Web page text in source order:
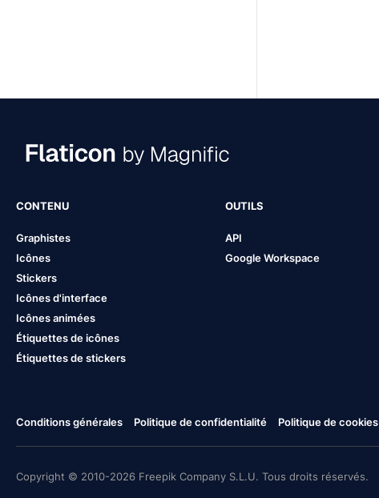
CONTENU
Graphistes
Icônes
Stickers
Icônes d'interface
Icônes animées
Étiquettes de icônes
Étiquettes de stickers
OUTILS
API
Google Workspace
Conditions générales Politique de confidentialité Politique de cookies
Copyright © 2010-2026 Freepik Company S.L.U. Tous droits réservés.